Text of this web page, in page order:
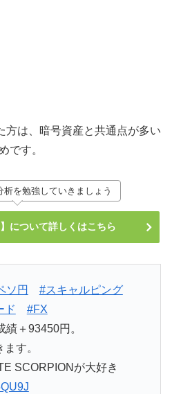
は、暗号資産と共通点が多い
です。
を勉強していきましょう
について詳しくはこちら
ソ円
#スキャルピング
ド
#FX
＋93450円。
す。
SCORPIONが大好き